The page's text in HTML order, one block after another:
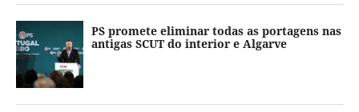
PS promete eliminar todas as portagens nas
antigas SCUT do interior e Algarve